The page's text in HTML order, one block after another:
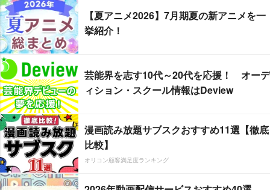
【夏アニメ2026】7月期夏の新アニメを一
挙紹介！
芸能界を志す10代～20代を応援！ オーデ
ィション・スクール情報はDeview
漫画読み放題サブスクおすすめ11選【徹底
比較】
オリコン顧客満足度ランキング